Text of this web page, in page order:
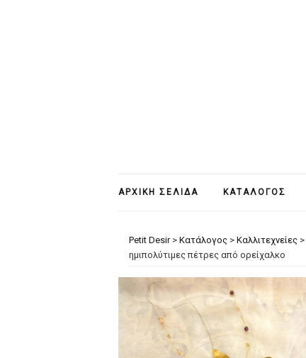
ΑΡΧΙΚΉ ΣΕΛΊΔΑ ΚΑΤΆΛΟΓΟΣ
Petit Desir> Κατάλογος > Καλλιτεχνείες >
ημιπολύτιμες πέτρες από ορείχαλκο